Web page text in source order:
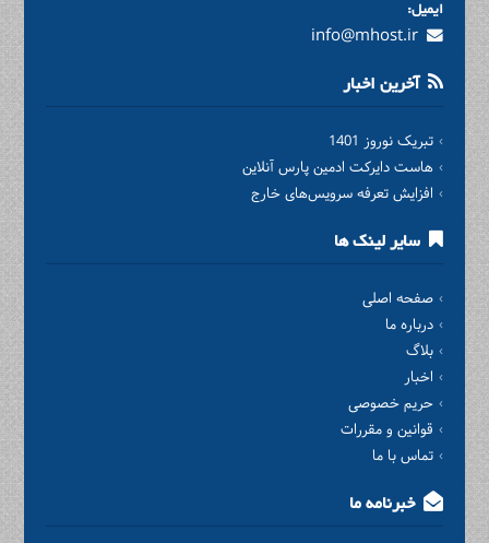
ایمیل:
info@mhost.ir
آخرین اخبار
تبریک نوروز 1401
هاست دایرکت ادمین پارس آنلاین
افزایش تعرفه سرویس‌های خارج
سایر لینک ها
صفحه اصلی
درباره ما
بلاگ
اخبار
حریم خصوصی
قوانین و مقررات
تماس با ما
خبرنامه ما